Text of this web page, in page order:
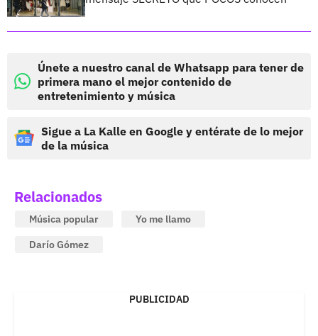
Únete a nuestro canal de Whatsapp para tener de
primera mano el mejor contenido de
entretenimiento y música
Sigue a La Kalle en Google y entérate de lo mejor
de la música
Relacionados
Música popular
Yo me llamo
Darío Gómez
PUBLICIDAD